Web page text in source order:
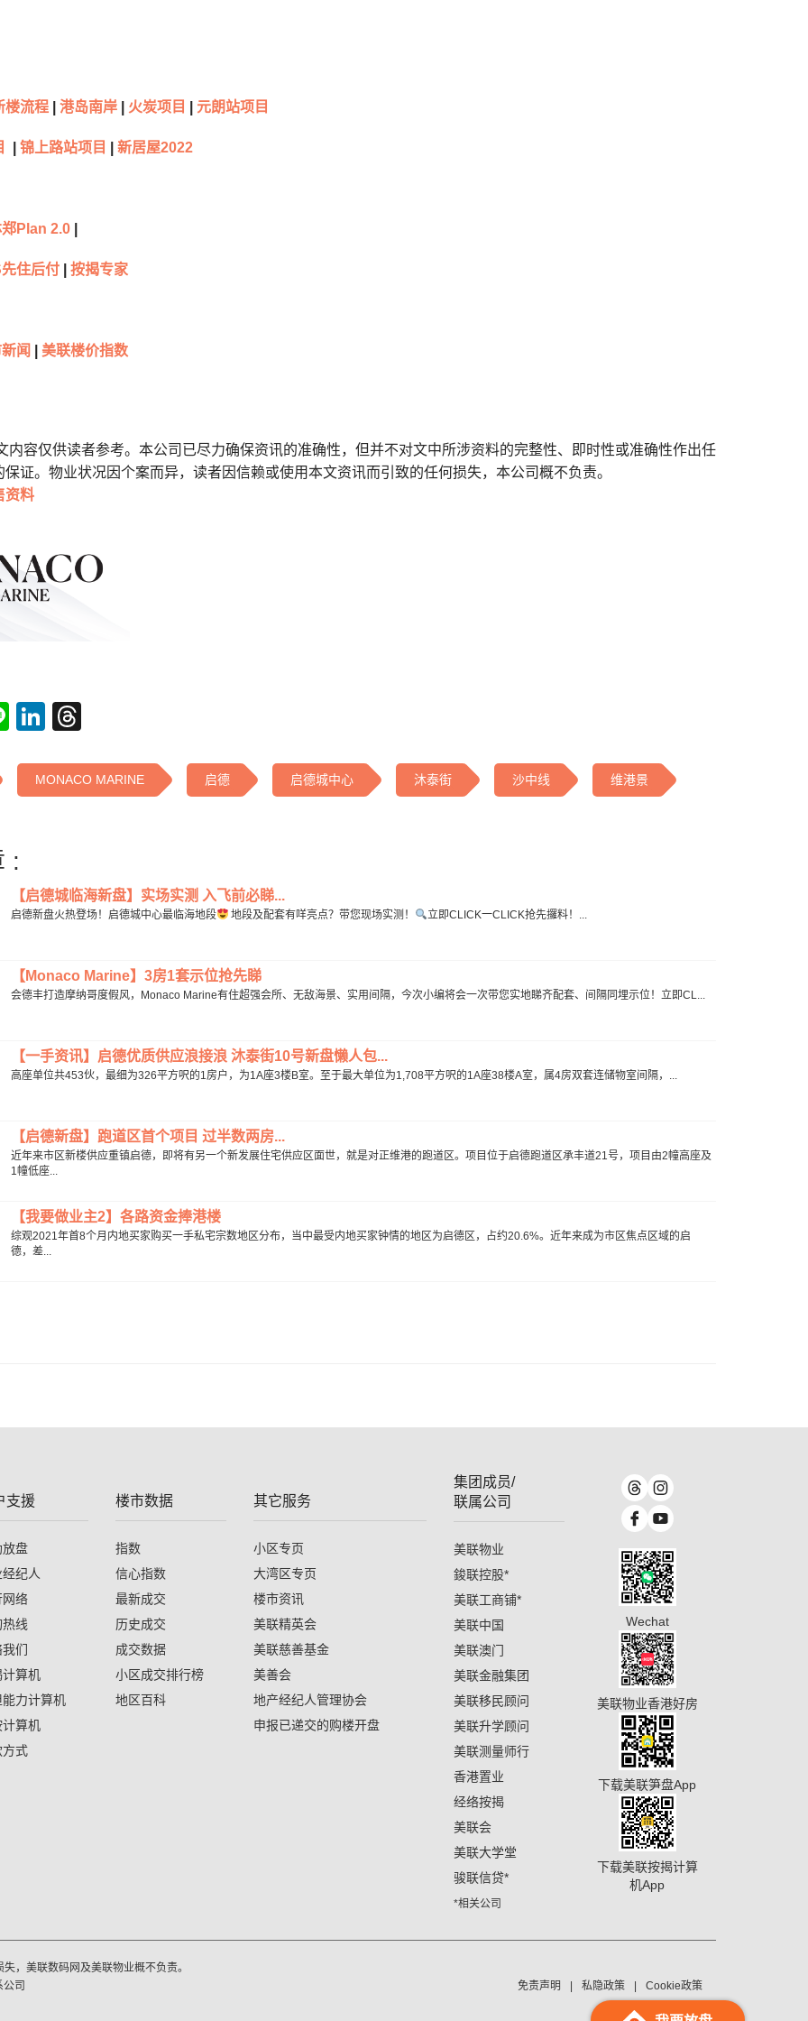
楼流程 港岛南岸 火炭项目 元朗站项目
锦上路站项目 新居屋2022
Plan 2.0
住后付 按揭专家
闻 美联楼价指数
内容仅供读者参考。本公司已尽力确保资讯的准确性，但并不对文中所涉资料的完整性、即时性或准确性作出任
证。物业状况因个案而异，读者因信赖或使用本文资讯而引致的任何损失，本公司概不负责。
资料
LineLinkedIn
MONACO MARINE 启德 启德城中心 沐泰街 沙中线 维港景
:
【启德城临海新盘】实场实测 入飞前必睇...
启德新盘火热登场！启德城中心最临海地段 地段及配套有咩亮点？带您现场实测！ 立即CLICK一CLICK抢先攞料！...
【Monaco Marine】3房1套示位抢先睇
会德丰打造摩纳哥度假风，Monaco Marine有住超强会所、无敌海景、实用间隔，今次小编将会一次带您实地睇齐配套、间隔同埋示位！立即CL...
【一手资讯】启德优质供应浪接浪 沐泰街10号新盘懒人包...
高座单位共453伙，最细为326平方呎的1房户，为1A座3楼B室。至于最大单位为1,708平方呎的1A座38楼A室，属4房双套连储物室间隔，...
【启德新盘】跑道区首个项目 过半数两房...
近年来市区新楼供应重镇启德，即将有另一个新发展住宅供应区面世，就是对正维港的跑道区。项目位于启德跑道区承丰道21号，项目由2幢高座及
1幢低座...
【我要做业主2】各路资金捧港楼
综观2021年首8个月内地买家购买一手私宅宗数地区分布，当中最受内地买家钟情的地区为启德区，占约20.6%。近年来成为市区焦点区域的启
德，差...
支援
放盘
纪人
网络
热线
们
计算机
能力计算机
计算机
方式
楼市数据
指数
信心指数
最新成交
历史成交
成交数据
小区成交排行榜
地区百科
其它服务
小区专页
大湾区专页
楼市资讯
美联精英会
美联慈善基金
美善会
地产经纪人管理协会
申报已递交的购楼开盘
集团成员/
联属公司
美联物业
鋑联控股*
美联工商铺*
美联中国
美联澳门
美联金融集团
美联移民顾问
美联升学顾问
美联测量师行
香港置业
经络按揭
美联会
美联大学堂
骏联信贷*
*相关公司
Wechat
美联物业香港好房
下载美联笋盘App
下载美联按揭计算
机App
，美联数码网及美联物业概不负责。
司
免责声明 私隐政策 Cookie政策